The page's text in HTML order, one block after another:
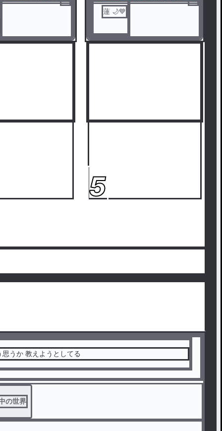
蓮 🌙💙
5
思うか 教えようとしてる
の世界